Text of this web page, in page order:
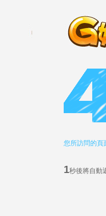
您所訪問的頁
1秒後將自動